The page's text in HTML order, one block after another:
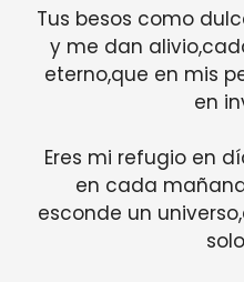
Tus besos como
y me dan
eterno,que en mis
en
Eres mi refugio en
en cada
esconde un